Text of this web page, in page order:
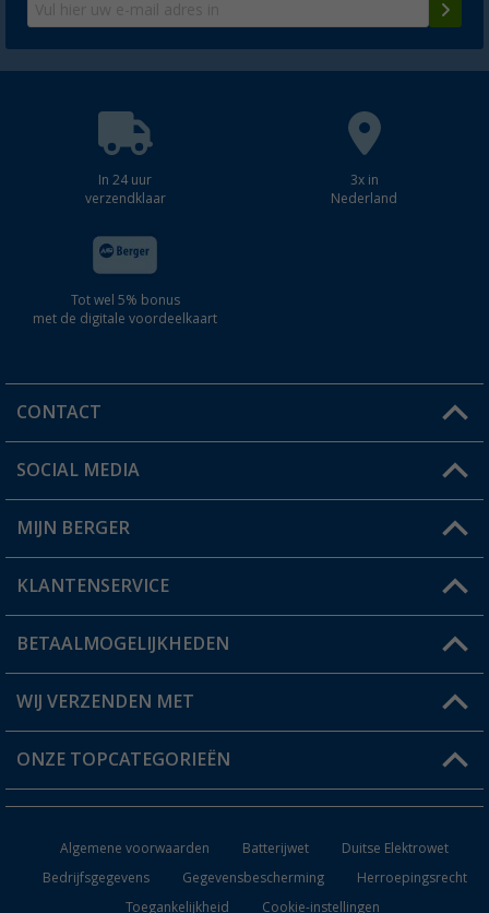
In 24 uur
verzendklaar
3x in
Nederland
Tot wel 5% bonus
met de digitale voordeelkaart
CONTACT
Een vraag?
Winkel vinden
SOCIAL MEDIA
MIJN BERGER
Mijn account
Status bestelling
Verlanglijstje
KLANTENSERVICE
FAQ & Contact
Verzendinformatie
Catalogus
BETAALMOGELIJKHEDEN
WIJ VERZENDEN MET
ONZE TOPCATEGORIEËN
Algemene voorwaarden Batterijwet
Duitse Elektrowet
Bedrijfsgegevens
Gegevensbescherming
Herroepingsrecht
Toegankelijkheid
Cookie-instellingen